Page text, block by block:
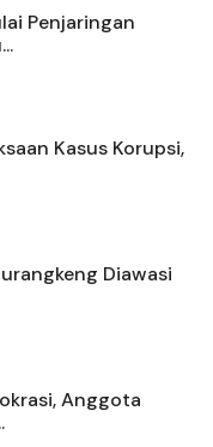
Penjaringan
Kasus Korupsi,
Diawasi
Anggota